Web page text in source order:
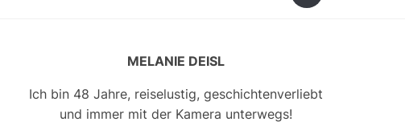
MELANIE DEISL
Ich bin 48 Jahre, reiselustig, geschichtenverliebt
und immer mit der Kamera unterwegs!